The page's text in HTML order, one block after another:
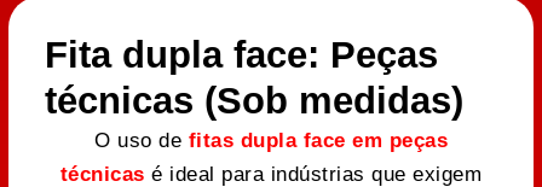
Fita dupla face: Peças
técnicas (Sob medidas)
O uso de fitas dupla face em peças
técnicas é ideal para indústrias que exigem